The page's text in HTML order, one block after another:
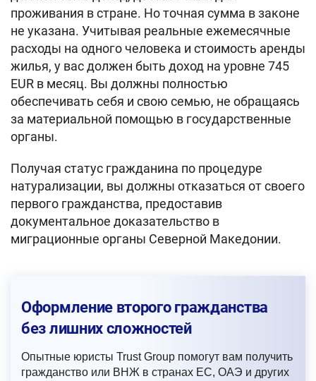
проживания в стране. Но точная сумма в законе
не указана. Учитывая реальные ежемесячные
расходы на одного человека и стоимость аренды
жилья, у вас должен быть доход на уровне 745
EUR в месяц. Вы должны полностью
обеспечивать себя и свою семью, не обращаясь
за материальной помощью в государственные
органы.
Получая статус гражданина по процедуре
натурализации, вы должны отказаться от своего
первого гражданства, предоставив
документальное доказательство в
миграционные органы Северной Македонии.
Оформление второго гражданства
без лишних сложностей
Опытные юристы Trust Group помогут вам получить
гражданство или ВНЖ в странах ЕС, ОАЭ и других